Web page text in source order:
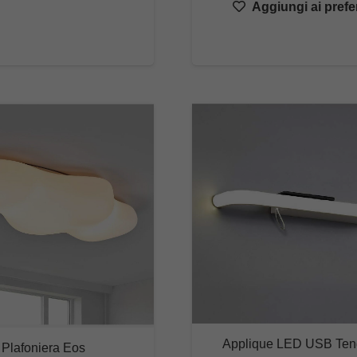
Aggiungi ai
Plafoniera Eos
Applique LED USB